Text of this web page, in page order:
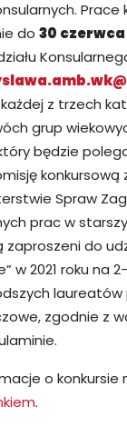
Prace
do 30
z trzech
grup
będzie
konkursową
Spraw
prac w
do
w 2021 roku na
zgodnie z
o konkursie
.